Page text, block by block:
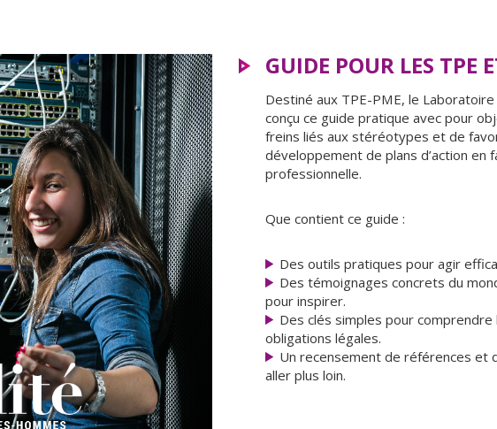
GUIDE POUR LES TPE
Destiné aux TPE-PME, le Laboratoire
conçu ce guide pratique avec pour
freins liés aux stéréotypes et de
développement de plans d’action en
professionnelle.
Que contient ce guide :
Des outils pratiques pour agir
Des témoignages concrets du
pour inspirer.
Des clés simples pour comprendre
obligations légales.
Un recensement de références et
aller plus loin.